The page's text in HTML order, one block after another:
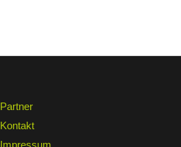
Partner
Kontakt
Impressum,